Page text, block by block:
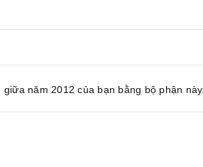
năm 2012 của bạn bằng bộ phận này.